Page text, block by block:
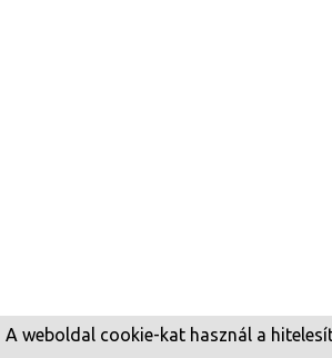
A weboldal cookie-kat használ a